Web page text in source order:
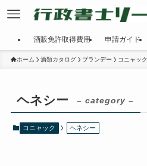
酒販免許取得費用 申請ガイド
ホーム 酒類カタログ ブランデー コニャック
ヘネシー – category –
コニャック ヘネシー